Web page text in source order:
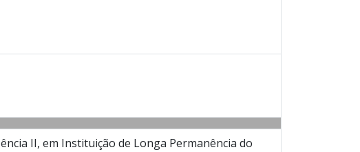
II, em Instituição de Longa Permanência do